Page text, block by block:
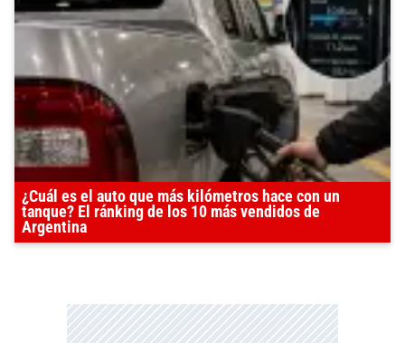
¿Cuál es el auto que más kilómetros hace con un
tanque? El ránking de los 10 más vendidos de
Argentina